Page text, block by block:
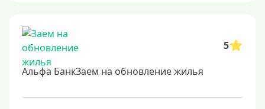
Без обеспечения
Без залога
В банке под залог
5
Альфа БанкЗаем на обновление жилья